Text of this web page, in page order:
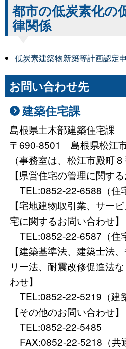
都市の低炭素化の
律関係
低炭素建築物新築等計画認定
お問い合わせ先
建築住宅課
島根県土木部建築住宅課
〒690-8501 島根県松江
（事務室は、松江市殿町
【県営住宅の管理に関す
TEL:0852-22-6588（住
【宅地建物取引業、サー
宅に関するお問い合わせ】
TEL:0852-22-6587（住
【建築基準法、建築士法
リー法、耐震改修促進法
わせ】
TEL:0852-22-5219（建
【その他のお問い合わせ
TEL:0852-22-5485
FAX:0852-22-5218（